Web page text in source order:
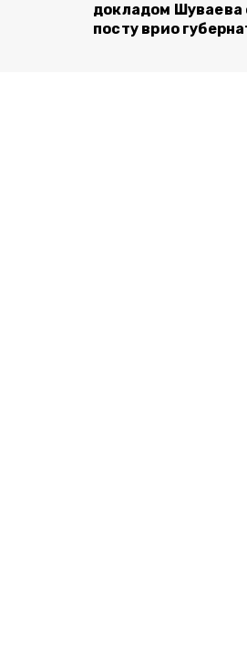
докладом Шуваева
посту врио